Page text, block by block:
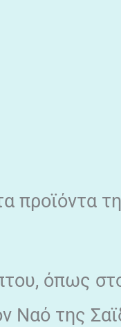
προϊόντα
όπως
Ναό της